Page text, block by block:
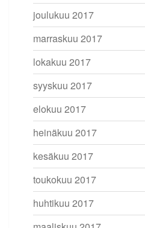
joulukuu 2017
marraskuu 2017
lokakuu 2017
syyskuu 2017
elokuu 2017
heinäkuu 2017
kesäkuu 2017
toukokuu 2017
huhtikuu 2017